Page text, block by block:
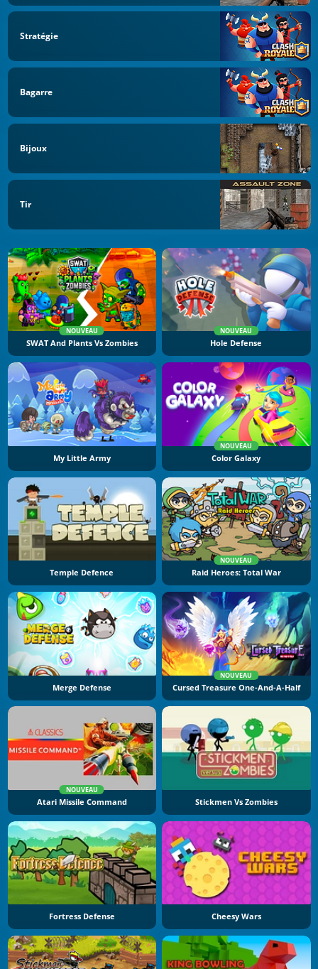
Stratégie
Bagarre
Bijoux
Tir
NOUVEAU
SWAT And Plants Vs Zombies
NOUVEAU
Hole Defense
My Little Army
NOUVEAU
Color Galaxy
Temple Defence
NOUVEAU
Raid Heroes: Total War
Merge Defense
NOUVEAU
Cursed Treasure One-And-A-Half
NOUVEAU
Atari Missile Command Stickmen Vs Zombies
Fortress Defense Cheesy Wars